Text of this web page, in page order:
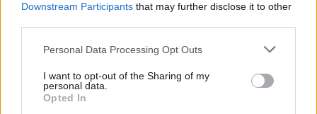
Downstream Participants that may further disclose it to other
Please note that this website/app uses one or more Google
not limited to your visit or usage behaviour. You may click to
grant or deny consent to Google and its third-party tags to
use your data for below specified purposes in below Google
Personal Data Processing Opt Outs
I want to opt-out of the Sharing of my
personal data.
Opted In